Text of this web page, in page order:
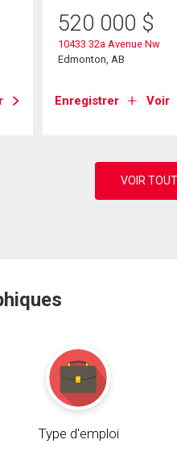
520 000 $
10433 32a Avenue Nw
Edmonton, AB
Enregistrer Voir
Type d'emploi